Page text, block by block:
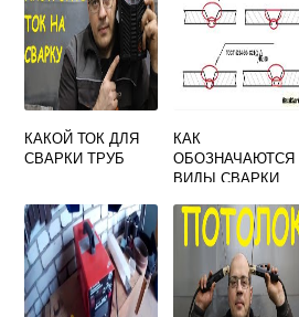
КАКОЙ ТОК ДЛЯ
СВАРКИ ТРУБ
КАК
ОБОЗНАЧАЮТСЯ
ВИДЫ СВАРКИ